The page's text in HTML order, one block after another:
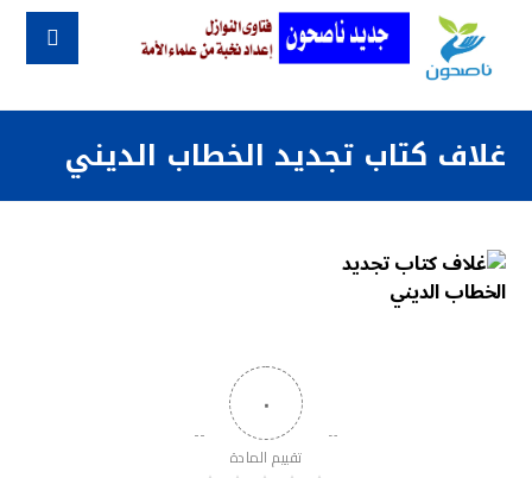
غلاف كتاب تجديد الخطاب الديني
٠
تقييم المادة